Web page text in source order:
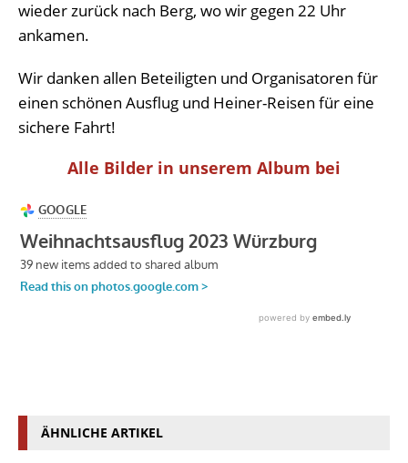
wieder zurück nach Berg, wo wir gegen 22 Uhr
ankamen.
Wir danken allen Beteiligten und Organisatoren für
einen schönen Ausflug und Heiner-Reisen für eine
sichere Fahrt!
Alle Bilder in unserem Album bei
ÄHNLICHE ARTIKEL